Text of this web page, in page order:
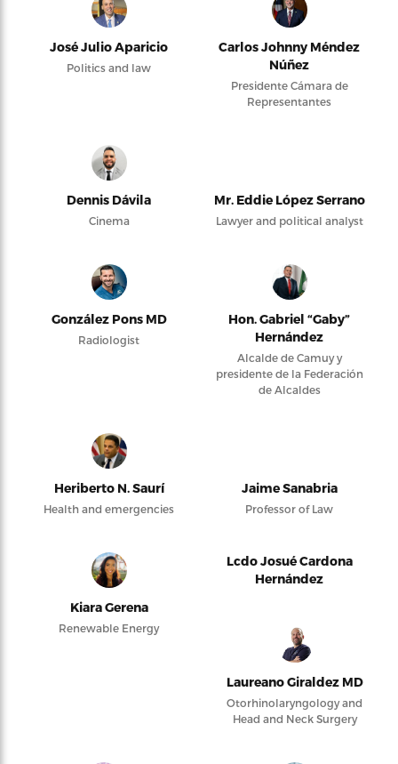
José Julio Aparicio
Politics and law
Carlos Johnny Méndez
Núñez
Presidente Cámara de
Representantes
Dennis Dávila
Cinema
Mr. Eddie López Serrano
Lawyer and political analyst
González Pons MD
Radiologist
Hon. Gabriel “Gaby”
Hernández
Alcalde de Camuy y
presidente de la Federación
de Alcaldes
Heriberto N. Saurí
Health and emergencies
Jaime Sanabria
Professor of Law
Kiara Gerena
Renewable Energy
Lcdo Josué Cardona
Hernández
Laureano Giraldez MD
Otorhinolaryngology and
Head and Neck Surgery